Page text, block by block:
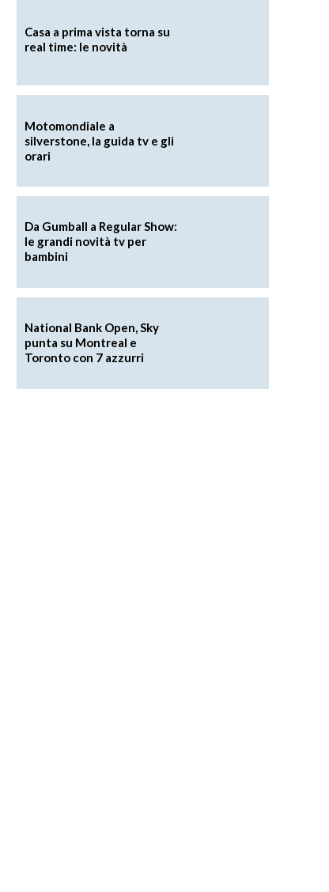
Casa a prima vista torna su
real time: le novità
Motomondiale a
silverstone, la guida tv e gli
orari
Da Gumball a Regular Show:
le grandi novità tv per
bambini
National Bank Open, Sky
punta su Montreal e
Toronto con 7 azzurri